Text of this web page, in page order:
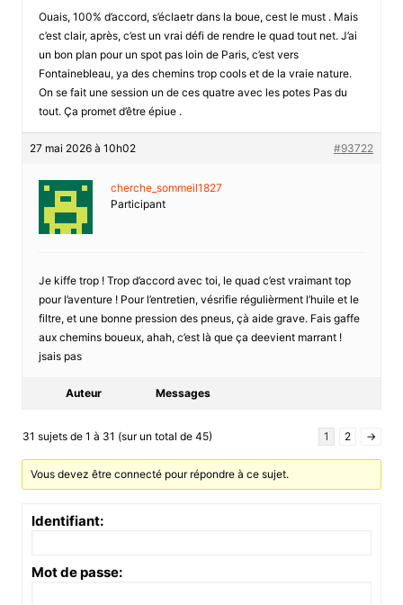
Ouais, 100% d’accord, s’éclaetr dans la boue, cest le must . Mais
c’est clair, après, c’est un vrai défi de rendre le quad tout net. J’ai
un bon plan pour un spot pas loin de Paris, c’est vers
Fontainebleau, ya des chemins trop cools et de la vraie nature.
On se fait une session un de ces quatre avec les potes Pas du
tout. Ça promet d’être épiue .
27 mai 2026 à 10h02 #93722
cherche_sommeil1827
Participant
Je kiffe trop ! Trop d’accord avec toi, le quad c’est vraimant top
pour l’aventure ! Pour l’entretien, vésrifie régulièrment l’huile et le
filtre, et une bonne pression des pneus, çà aide grave. Fais gaffe
aux chemins boueux, ahah, c’est là que ça deevient marrant !
jsais pas
Auteur Messages
31 sujets de 1 à 31 (sur un total de 45) 1 2 →
Vous devez être connecté pour répondre à ce sujet.
Identifiant:
Mot de passe: